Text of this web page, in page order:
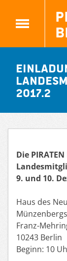
2017.2
Die
9. und 10.
Haus des
Franz-
10243 Berlin
Beginn: 10